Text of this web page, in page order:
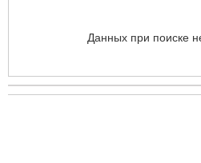
Данных при поиске